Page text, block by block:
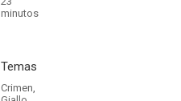
minutos
Temas
Crimen,